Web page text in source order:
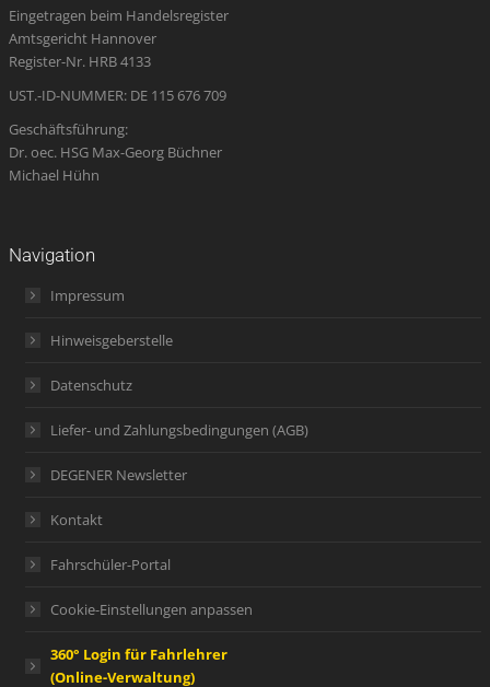
new
window
new
window
new
window
in
new
window
new
Eingetragen beim Handelsregister
Amtsgericht Hannover
Register-Nr. HRB 4133
UST.-ID-NUMMER: DE 115 676 709
Geschäftsführung:
Dr. oec. HSG Max-Georg Büchner
Michael Hühn
Navigation
Impressum
Hinweisgeberstelle
Datenschutz
Liefer- und Zahlungsbedingungen (AGB)
DEGENER Newsletter
Kontakt
Fahrschüler-Portal
Cookie-Einstellungen anpassen
360° Login für Fahrlehrer
(Online-Verwaltung)